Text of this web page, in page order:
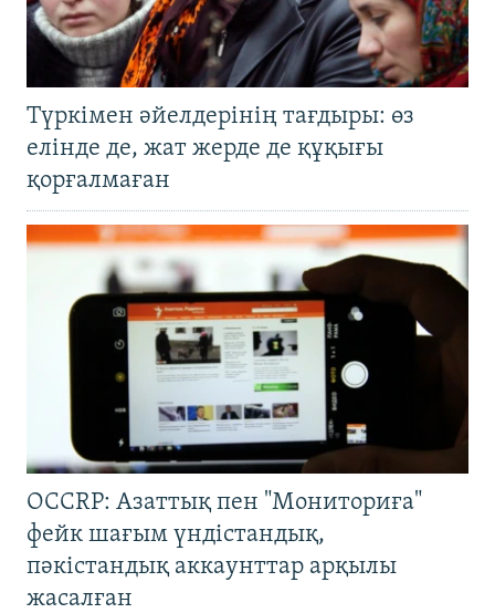
Түркімен әйелдерінің тағдыры: өз
елінде де, жат жерде де құқығы
қорғалмаған
OCCRP: Азаттық пен "Мониториға"
фейк шағым үндістандық,
пәкістандық аккаунттар арқылы
жасалған